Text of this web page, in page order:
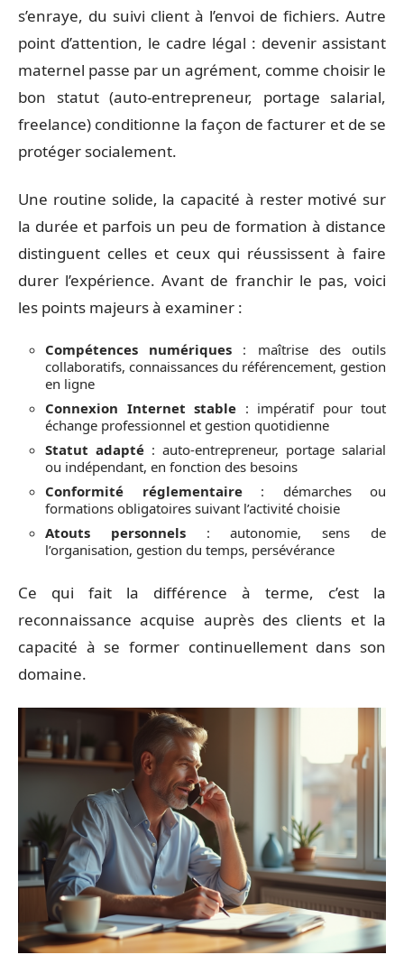
s’enraye, du suivi client à l’envoi de fichiers. Autre
point d’attention, le cadre légal : devenir assistant
maternel passe par un agrément, comme choisir le
bon statut (auto-entrepreneur, portage salarial,
freelance) conditionne la façon de facturer et de se
protéger socialement.
Une routine solide, la capacité à rester motivé sur
la durée et parfois un peu de formation à distance
distinguent celles et ceux qui réussissent à faire
durer l’expérience. Avant de franchir le pas, voici
les points majeurs à examiner :
Compétences numériques : maîtrise des outils
collaboratifs, connaissances du référencement, gestion
en ligne
Connexion Internet stable : impératif pour tout
échange professionnel et gestion quotidienne
Statut adapté : auto-entrepreneur, portage salarial
ou indépendant, en fonction des besoins
Conformité réglementaire: démarches ou
formations obligatoires suivant l’activité choisie
Atouts personnels: autonomie, sens de
l’organisation, gestion du temps, persévérance
Ce qui fait la différence à terme, c’est la
reconnaissance acquise auprès des clients et la
capacité à se former continuellement dans son
domaine.